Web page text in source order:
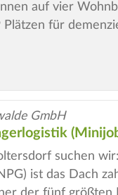
auf vier
für
GmbH
suchen
ist das Dach
der fünf größten